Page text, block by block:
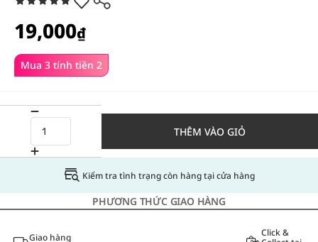
Mua 3 tính tiền 2
19,000₫
THÊM VÀO GIỎ
Kiểm tra tình trạng còn hàng tại cửa hàng
PHƯƠNG THỨC GIAO HÀNG
Giao hàng
Click &